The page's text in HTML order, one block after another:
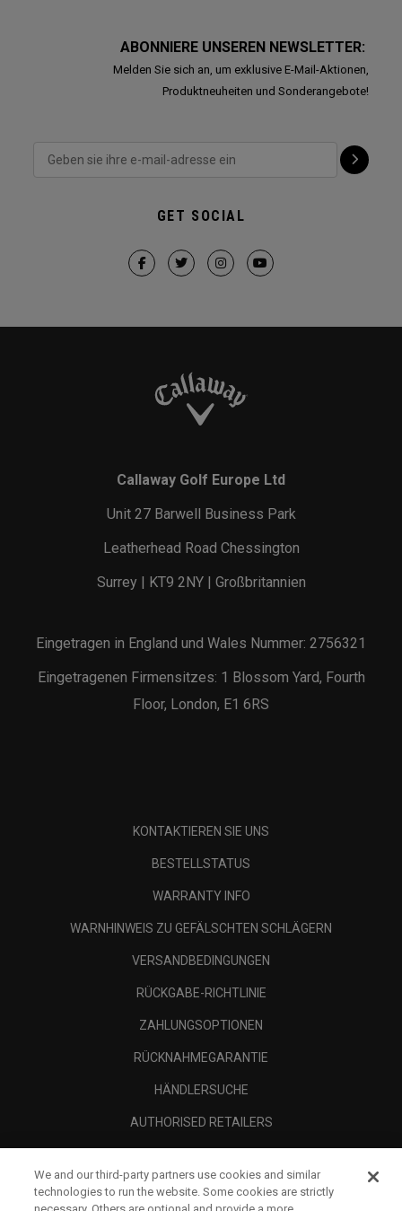
ABONNIERE UNSEREN NEWSLETTER:
Melden Sie sich an, um exklusive E-Mail-Aktionen,
Produktneuheiten und Sonderangebote!
GET SOCIAL
Callaway Golf Europe Ltd
Unit 27 Barwell Business Park
Leatherhead Road Chessington
Surrey | KT9 2NY | Großbritannien
Eingetragen in England und Wales Nummer: 2756321
Eingetragenen Firmensitzes: 1 Blossom Yard, Fourth
Floor, London, E1 6RS
KONTAKTIEREN SIE UNS
BESTELLSTATUS
WARRANTY INFO
WARNHINWEIS ZU GEFÄLSCHTEN SCHLÄGERN
VERSANDBEDINGUNGEN
RÜCKGABE-RICHTLINIE
ZAHLUNGSOPTIONEN
RÜCKNAHMEGARANTIE
HÄNDLERSUCHE
AUTHORISED RETAILERS
UNTERNEHMENSPROFIL
We and our third-party partners use cookies and similar
technologies to run the website. Some cookies are strictly